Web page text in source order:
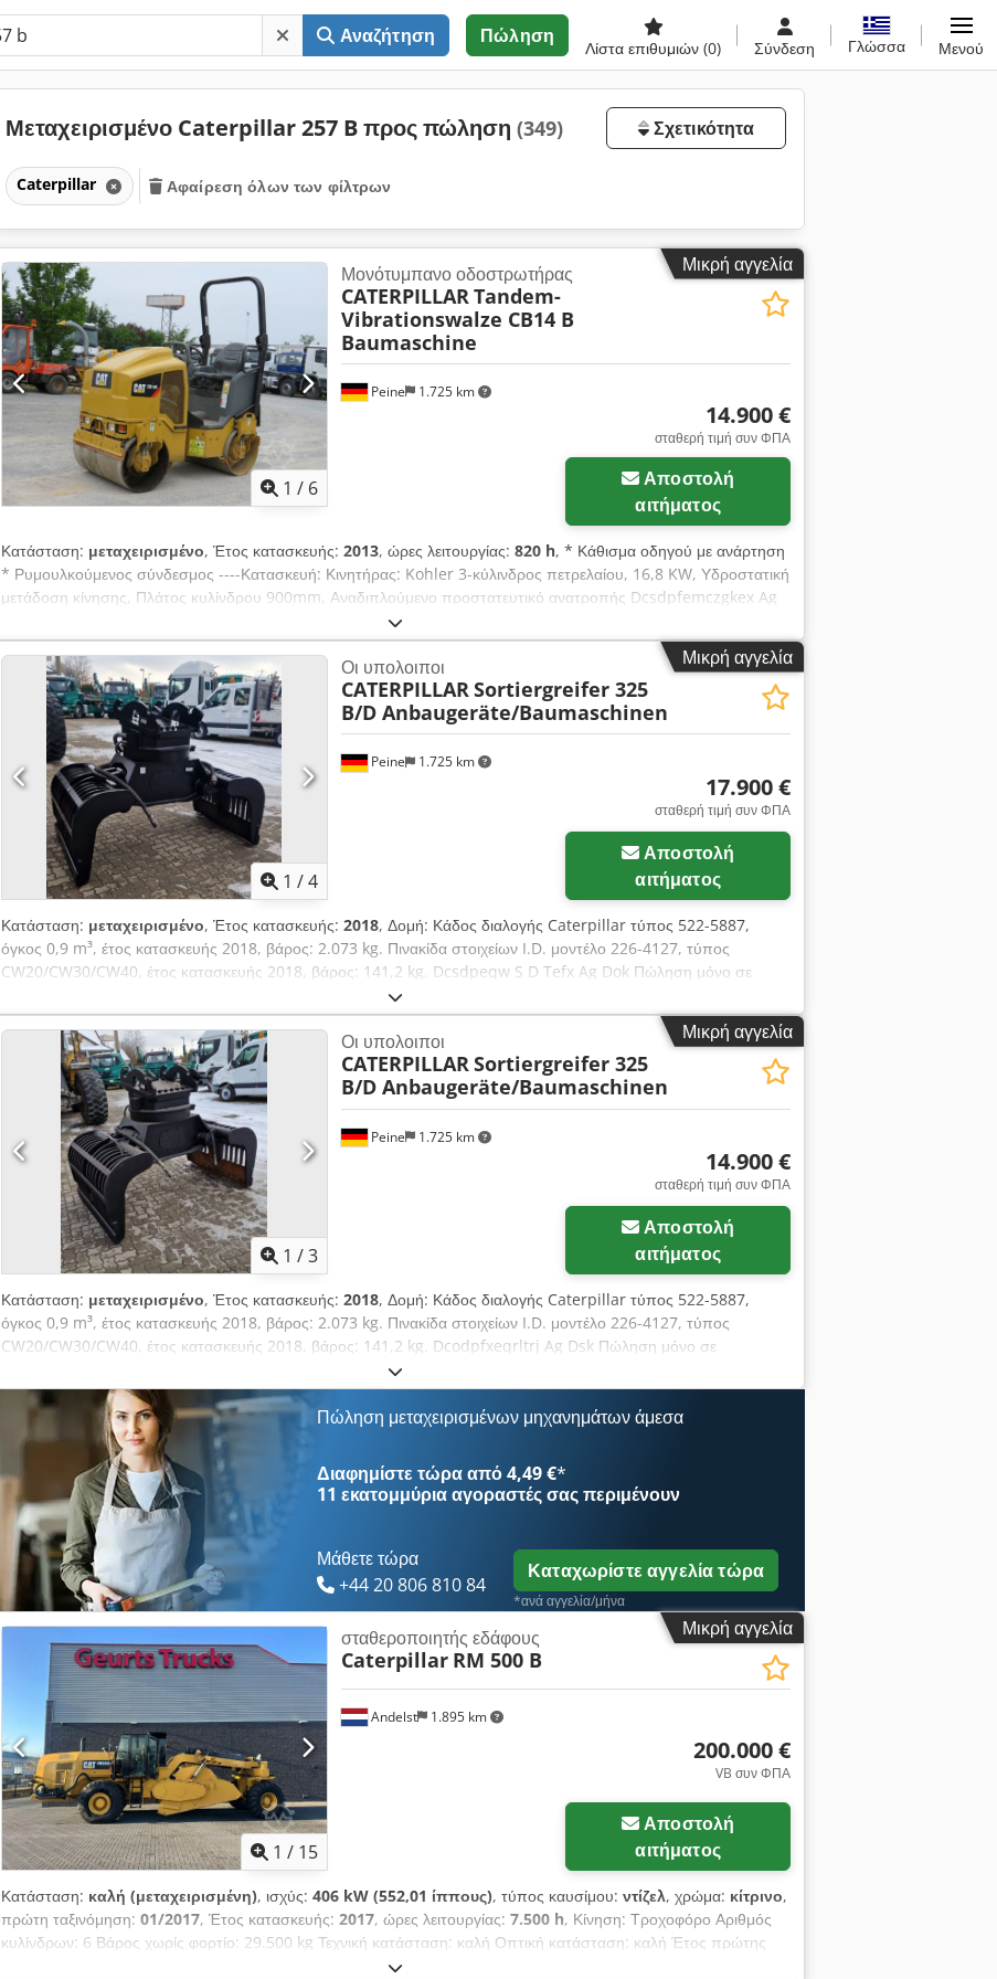
Αναζήτηση Πώληση
Λίστα επιθυμιών (0) Σύνδεση Γλώσσα Μενού
Μεταχειρισμένο Caterpillar 257 B προς πώληση (349) Σχετικότητα
Caterpillar Αφαίρεση όλων των φίλτρων
Μικρή αγγελία
1 / 6
Peine 1.725 km
Μονότυμπανο οδοστρωτήρας
CATERPILLAR Tandem-
Vibrationswalze CB14 B
Baumaschine
14.900 €
σταθερή τιμή συν ΦΠΑ
Αποστολή
αιτήματος
Κατάσταση: μεταχειρισμένο, Έτος κατασκευής: 2013, ώρες λειτουργίας: 820 h, * Κάθισμα οδηγού με ανάρτηση
* Ρυμουλκούμενος σύνδεσμος ----Κατασκευή: Κινητήρας: Kohler 3-κύλινδρος πετρελαίου, 16,8 KW, Υδροστατική
μετάδοση κίνησης, Πλάτος κυλίνδρου 900mm, Αναδιπλούμενο προστατευτικό ανατροπής Dcsdpfemczgkex Ag
Dsk Πώληση μόνο σε επαγγελματίες. ΓΙΑ ΕΞΑΓΩΓΗ ΠΛΗΡΩΝΕΤΑΙ ΜΟΝΟ Η ΚΑΘΑΡΗ ΤΙΜΗ!!!!! ΟΛΕΣ ΟΙ
ΠΛΗΡΟΦΟΡΙΕΣ ΧΩΡΙΣ ΕΓΓΥΗΣΗ, ΣΥΜΠΕΡΙΛΑΜΒΑΝΟΜΕΝΩΝ ΤΟΥ ΕΞΟΠΛΙΣΜΟΥ ΚΑΙ ΤΩΝ ΑΞΕΣΟΥΑΡ. Βάση
για όλα τα συμβόλαια πώλησης, τιμολόγια, προτιμολογήσεις, παραγγελίες, πωλήσεις είναι οι όροι και
προϋποθέσεις μας (βλ. αποτύπωμα επιχείρησης).
Μικρή αγγελία
1 /4
Peine 1.725 km
Οι υπολοιποι
CATERPILLAR Sortiergreifer 325
B/D Anbaugeräte/Baumaschinen
17.900 €
σταθερή τιμή συν ΦΠΑ
Αποστολή
αιτήματος
Κατάσταση: μεταχειρισμένο, Έτος κατασκευής: 2018, Δομή: Κάδος διαλογής Caterpillar τύπος 522-5887,
όγκος 0,9 m³, έτος κατασκευής 2018, βάρος: 2.073 kg. Πινακίδα στοιχείων I.D. μοντέλο 226-4127, τύπος
CW20/CW30/CW40, έτος κατασκευής 2018, βάρος: 141,2 kg. Dcsdpeqw S D Tefx Ag Dok Πώληση μόνο σε
επαγγελματίες. ΚΑΤΑ ΤΗΝ ΕΞΑΓΩΓΗ ΠΛΗΡΩΝΕΤΑΙ ΜΟΝΟ Η ΚΑΘΑΡΗ ΤΙΜΗ!!!!! ΟΛΕΣ ΟΙ ΠΛΗΡΟΦΟΡΙΕΣ
ΧΩΡΙΣ ΕΓΓΥΗΣΗ ΙΔΙΩΣ ΣΕ ΕΞΟΠΛΙΣΜΟ ΚΑΙ ΑΞΕΣΟΥΑΡ. Βάση όλων των συμβάσεων αγοράς, τιμολογίων,
προτιμολογίων, παραγγελιών και διαπραγματεύσεων πώλησης αποτελούν οι Γενικοί Όροι Συναλλαγών μας (βλ.
επίσης Το σημείωμα αποποίησης ευθυνών).
Μικρή αγγελία
1 /3
Peine 1.725 km
Οι υπολοιποι
CATERPILLAR Sortiergreifer 325
B/D Anbaugeräte/Baumaschinen
14.900 €
σταθερή τιμή συν ΦΠΑ
Αποστολή
αιτήματος
Κατάσταση: μεταχειρισμένο, Έτος κατασκευής: 2018, Δομή: Κάδος διαλογής Caterpillar τύπος 522-5887,
όγκος 0,9 m³, έτος κατασκευής 2018, βάρος: 2.073 kg. Πινακίδα στοιχείων I.D. μοντέλο 226-4127, τύπος
CW20/CW30/CW40, έτος κατασκευής 2018, βάρος: 141,2 kg. Dcodpfxeqrltrj Ag Dsk Πώληση μόνο σε
επαγγελματίες. ΚΑΤΑ ΤΗΝ ΕΞΑΓΩΓΗ ΠΛΗΡΩΝΕΤΑΙ ΜΟΝΟ Η ΚΑΘΑΡΗ ΤΙΜΗ!!!!! ΟΛΕΣ ΟΙ ΠΛΗΡΟΦΟΡΙΕΣ
ΧΩΡΙΣ ΕΓΓΥΗΣΗ ΙΔΙΩΣ ΣΕ ΕΞΟΠΛΙΣΜΟ ΚΑΙ ΑΞΕΣΟΥΑΡ. Βάση όλων των συμβάσεων αγοράς, τιμολογίων,
προτιμολογίων, παραγγελιών και διαπραγματεύσεων πώλησης αποτελούν οι Γενικοί Όροι Συναλλαγών μας (βλ.
επίσης Το σημείωμα αποποίησης ευθυνών).
Πώληση μεταχειρισμένων μηχανημάτων άμεσα
Διαφημίστε τώρα από 4,49 €*
11 εκατομμύρια αγοραστέςσας περιμένουν
Μάθετε τώρα
+44 20 806 810 84
Καταχωρίστε αγγελία τώρα
*ανά αγγελία/μήνα
Μικρή αγγελία
1 / 15
Andelst 1.895 km
σταθεροποιητής εδάφους
Caterpillar RM 500 B
200.000 €
VB συν ΦΠΑ
Αποστολή
αιτήματος
Κατάσταση: καλή (μεταχειρισμένη), ισχύς: 406 kW (552,01 ίππους), τύπος καυσίμου: ντίζελ, χρώμα: κίτρινο,
πρώτη ταξινόμηση: 01/2017, Έτος κατασκευής: 2017, ώρες λειτουργίας: 7.500 h, Κίνηση: Τροχοφόρο Αριθμός
κυλίνδρων: 6 Βάρος χωρίς φορτίο: 29.500 kg Τεχνική κατάσταση: καλή Οπτική κατάσταση: καλή Έτος πρώτης
χρήσης: 2017 Κατασκευαστής: CATERPILLAR Dcodsx Sxmyjpfx Ag Djk Μοντέλο: RM-500B Ώρες λειτουργίας: